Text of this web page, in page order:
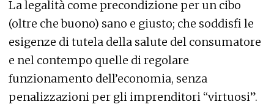
La legalità come precondizione per un cibo
(oltre che buono) sano e giusto; che soddisfi le
esigenze di tutela della salute del consumatore
e nel contempo quelle di regolare
funzionamento dell’economia, senza
penalizzazioni per gli imprenditori “virtuosi”.